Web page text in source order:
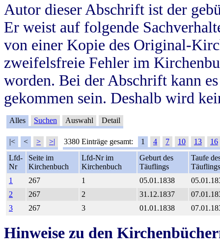
Autor dieser Abschrift ist der
Er weist auf folgende
von einer Kopie des Original-
zweifelsfreie Fehler im
worden. Bei der Abschrift kann
gekommen sein. Deshalb wird
Alles Suchen Auswahl Detail
|< < > >| 3380 Einträge gesamt: 1 4 7 10 13
16
Lfd-
Nr
Seite im
Kirchenbuch
Lfd-Nr im
Kirchenbuch
Geburt des
Täuflings
Taufe
Täuflings
1
267 1 05.01.1838
2
267 2 31.12.1837
3
267 3 01.01.1838
Hinweise zu den